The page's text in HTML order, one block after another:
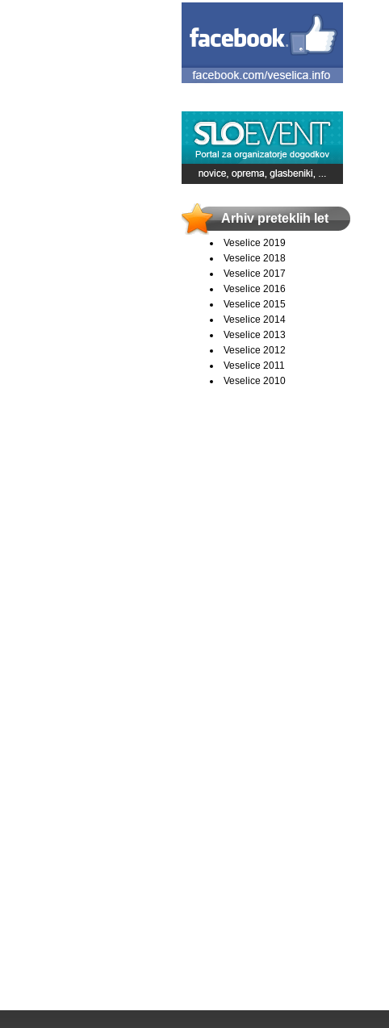
Arhiv preteklih let
Veselice 2019
Veselice 2018
Veselice 2017
Veselice 2016
Veselice 2015
Veselice 2014
Veselice 2013
Veselice 2012
Veselice 2011
Veselice 2010